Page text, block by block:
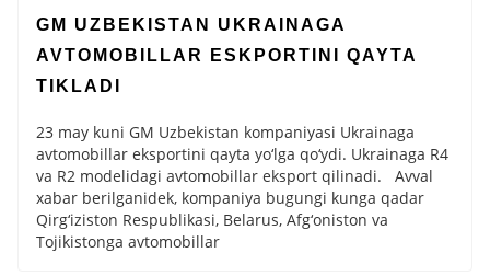
GM UZBEKISTAN UKRAINAGA
AVTOMOBILLAR ESKPORTINI QAYTA
TIKLADI
23 may kuni GM Uzbekistan kompaniyasi Ukrainaga
avtomobillar eksportini qayta yo‘lga qo‘ydi. Ukrainaga R4
va R2 modelidagi avtomobillar eksport qilinadi. Avval
xabar berilganidek, kompaniya bugungi kunga qadar
Qirg‘iziston Respublikasi, Belarus, Afg‘oniston va
Tojikistonga avtomobillar